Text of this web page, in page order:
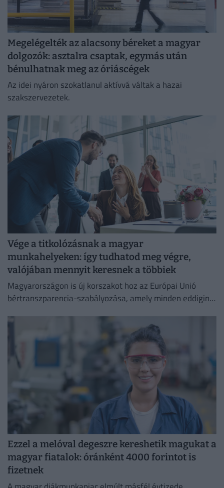
Megelégelték az alacsony béreket a magyar
dolgozók: asztalra csaptak, egymás után
bénulhatnak meg az óriáscégek
Az idei nyáron szokatlanul aktívvá váltak a hazai
szakszervezetek.
Vége a titkolózásnak a magyar
munkahelyeken: így tudhatod meg végre,
valójában mennyit keresnek a többiek
Magyarországon is új korszakot hoz az Európai Unió
bértranszparencia-szabályozása, amely minden eddiginél
Ezzel a melóval degeszre kereshetik magukat a
magyar fiatalok: óránként 4000 forintot is
fizetnek